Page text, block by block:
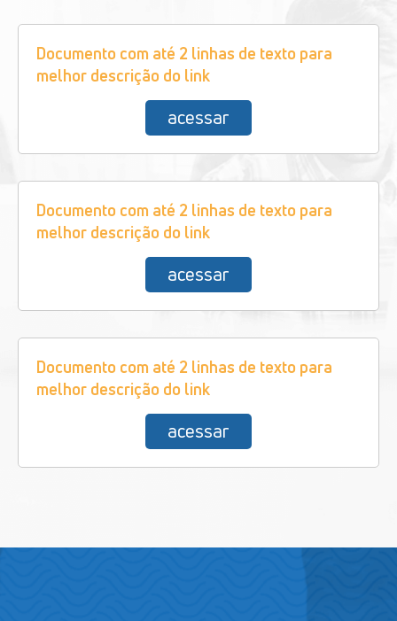
Documento com até 2 linhas de texto para
melhor descrição do link
acessar
Documento com até 2 linhas de texto para
melhor descrição do link
acessar
Documento com até 2 linhas de texto para
melhor descrição do link
acessar